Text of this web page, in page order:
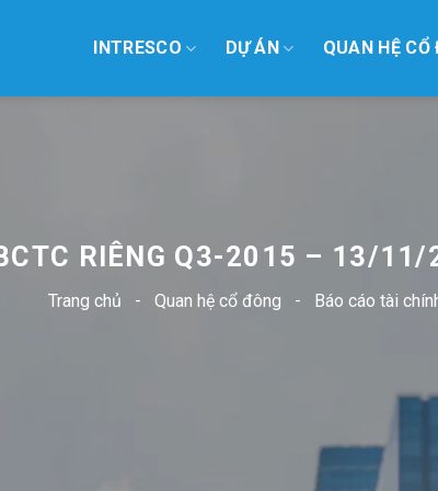
INTRESCO DỰ ÁN QUAN HỆ CỔ
RIÊNG Q3-2015 – 13/11/
Trang chủ - Quan hệ cổ đông - Báo cáo tài